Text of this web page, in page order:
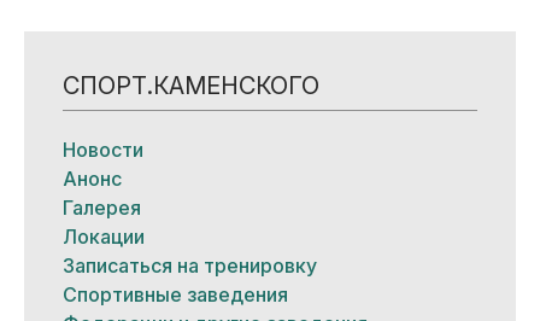
СПОРТ.КАМЕНСКОГО
Новости
Анонс
Галерея
Локации
Записаться на тренировку
Спортивные заведения